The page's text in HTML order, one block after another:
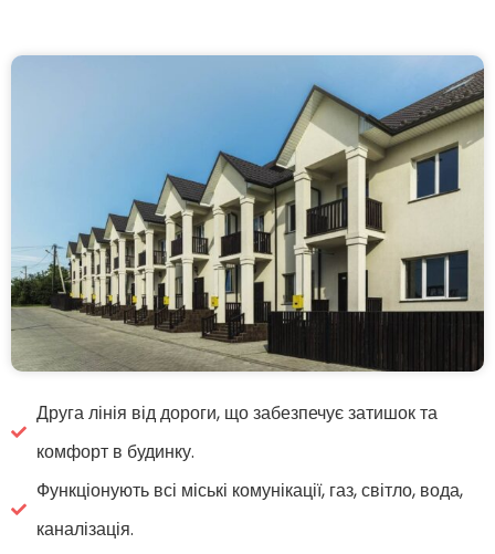
Друга лінія від дороги, що забезпечує затишок та
комфорт в будинку.
Функціонують всі міські комунікації, газ, світло, вода,
каналізація.